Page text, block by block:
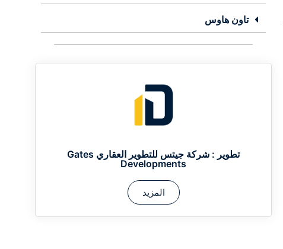
تاون هاوس
تطوير :
شركة جيتس للتطوير العقاري Gates
Developments
المزيد